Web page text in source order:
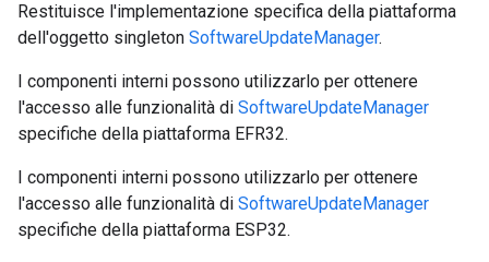
Restituisce l'implementazione specifica della piattaforma
dell'oggetto singleton SoftwareUpdateManager.
I componenti interni possono utilizzarlo per ottenere
l'accesso alle funzionalità di SoftwareUpdateManager
specifiche della piattaforma EFR32.
I componenti interni possono utilizzarlo per ottenere
l'accesso alle funzionalità di SoftwareUpdateManager
specifiche della piattaforma ESP32.